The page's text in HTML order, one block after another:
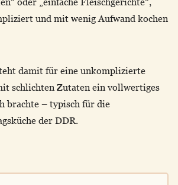
und mit wenig Aufwand kochen
damit für eine unkomplizierte
schlichten Zutaten ein vollwertiges
brachte – typisch für die
der DDR.